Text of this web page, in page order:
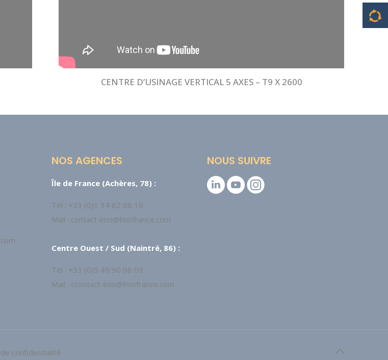
CENTRE D’USINAGE VERTICAL 5 AXES – T9 X 2600
NOS AGENCES
Île de France (Achères, 78) :
Tél : +33 (0)1 34 62 68 16
Mail : contact-lmo@lmofrance.com
Centre Ouest / Sud (Naintré, 86) :
Tél : +33 (0)5 49 90 08 09
Mail : ccontact-lmo@lmofrance.com
NOUS SUIVRE
confidentialité